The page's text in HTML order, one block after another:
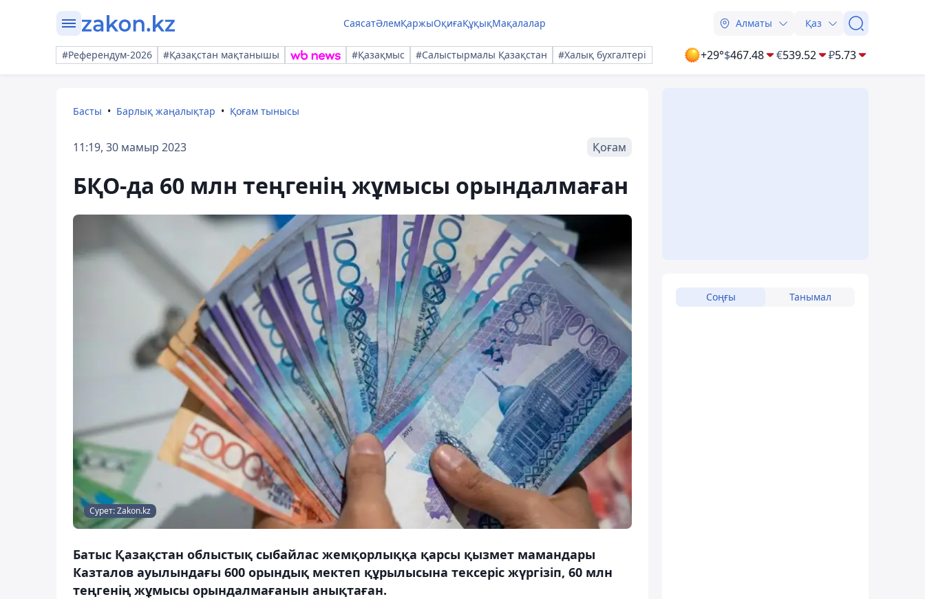
СаясатӘлемҚаржыОқиғаҚұқықМақалалар Алматы Қаз
#Референдум-2026 #Қазақстан мақтанышы #Қазақмыс #Салыстырмалы Қазақстан #Халық бухгалтері +29°$467.48 €539.52 ₽5.73
Басты Барлық жаңалықтар Қоғам тынысы
11:19, 30 мамыр 2023 Қоғам
БҚО-да 60 млн теңгенің жұмысы орындалмаған
Сурет: Zakon.kz
Батыс Қазақстан облыстық сыбайлас жемқорлыққа қарсы қызмет мамандары
Казталов ауылындағы 600 орындық мектеп құрылысына тексеріс жүргізіп, 60 млн
теңгенің жұмысы орындалмағанын анықтаған.
Соңғы Танымал